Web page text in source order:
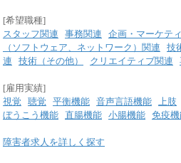
[希望職種]
スタッフ関連
事務関連 企画・マーケテ
（ソフトウェア、ネットワーク）関連
技
連
技術（その他） クリエイティブ関連
[雇用実績]
視覚
聴覚 平衡機能 音声言語機能 上肢
ぼうこう機能 直腸機能 小腸機能 免疫
障害者求人を詳しく探す